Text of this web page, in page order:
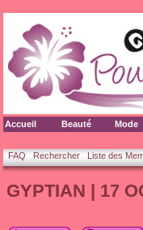
Accueil Beauté Mode
FAQ Rechercher Liste des
GYPTIAN | 17